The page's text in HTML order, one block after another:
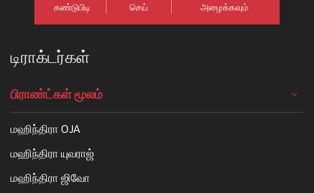
கண்டுபிடி
செய்
அழைக்கவும்
டிராக்டர்கள்
பிராண்ட்கள் மூலம்
மஹிந்திரா OJA
மஹிந்திரா யுவராஜ்
மஹிந்திரா ஜிவோ